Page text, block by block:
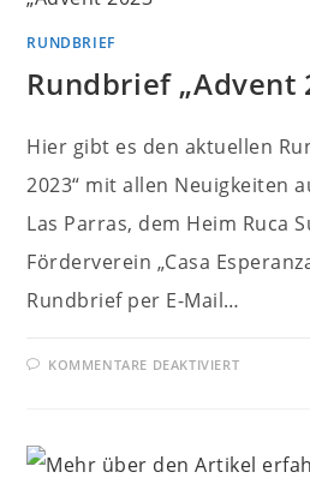
RUNDBRIEF
Rundbrief „Advent
Hier gibt es den aktuellen
2023“ mit allen Neuigkeiten
Las Parras, dem Heim Ruca
Förderverein „Casa
Rundbrief per E-Mail…
KOMMENTARE DEAKTIVIERTFÜR